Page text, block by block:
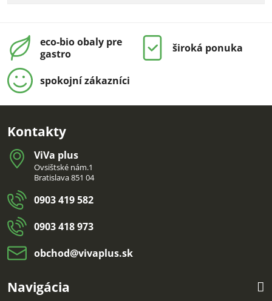
eco-bio obaly pre
gastro
široká ponuka
spokojní zákazníci
Kontakty
ViVa plus
Ovsištské nám.1
Bratislava 851 04
0903 419 582
0903 418 973
obchod​@vivaplus​.sk
Navigácia